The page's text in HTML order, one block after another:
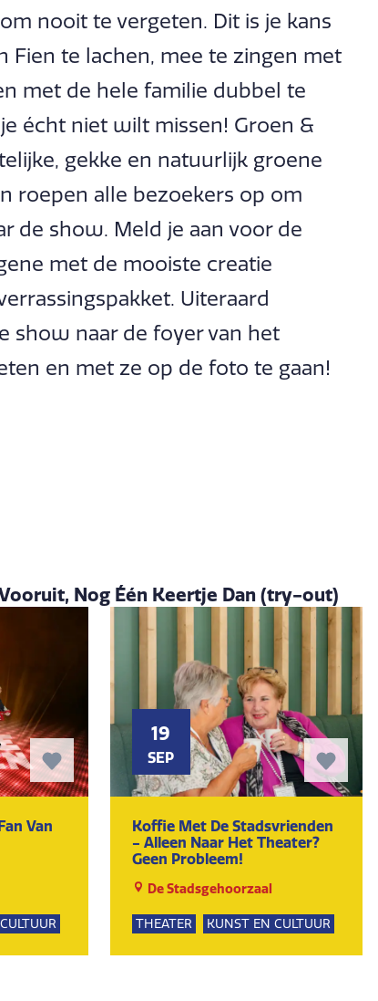
nooit te vergeten. Dit is je kans
Fien te lachen, mee te zingen met
met de hele familie dubbel te
écht niet wilt missen! Groen &
gekke en natuurlijk groene
roepen alle bezoekers op om
de show. Meld je aan voor de
met de mooiste creatie
Uiteraard
show naar de foyer van het
en met ze op de foto te gaan!
Nog Één Keertje Dan (try-out)
Van
19
SEP
Koffie Met De Stadsvrienden
- Alleen Naar Het Theater?
Geen Probleem!
De Stadsgehoorzaal
THEATER KUNST EN CULTUUR